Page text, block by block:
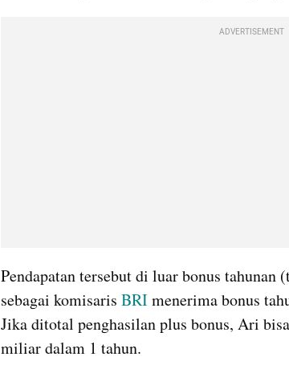
ADVERTISEMENT
Pendapatan tersebut di luar bonus tahunan
sebagai komisaris BRI menerima bonus
Jika ditotal penghasilan plus bonus, Ari
miliar dalam 1 tahun.